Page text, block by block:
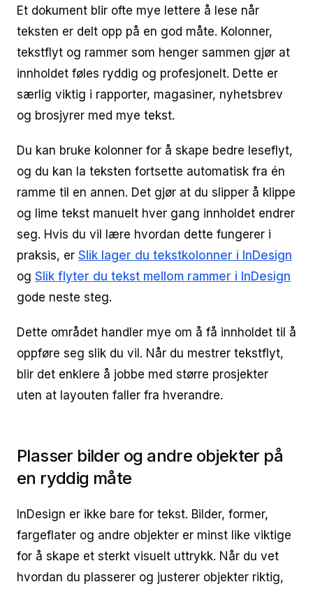
Et dokument blir ofte mye lettere å lese når
teksten er delt opp på en god måte. Kolonner,
tekstflyt og rammer som henger sammen gjør at
innholdet føles ryddig og profesjonelt. Dette er
særlig viktig i rapporter, magasiner, nyhetsbrev
og brosjyrer med mye tekst.
Du kan bruke kolonner for å skape bedre leseflyt,
og du kan la teksten fortsette automatisk fra én
ramme til en annen. Det gjør at du slipper å klippe
og lime tekst manuelt hver gang innholdet endrer
seg. Hvis du vil lære hvordan dette fungerer i
praksis, er Slik lager du tekstkolonner i InDesign
og Slik flyter du tekst mellom rammer i InDesign
gode neste steg.
Dette området handler mye om å få innholdet til å
oppføre seg slik du vil. Når du mestrer tekstflyt,
blir det enklere å jobbe med større prosjekter
uten at layouten faller fra hverandre.
Plasser bilder og andre objekter på
en ryddig måte
InDesign er ikke bare for tekst. Bilder, former,
fargeflater og andre objekter er minst like viktige
for å skape et sterkt visuelt uttrykk. Når du vet
hvordan du plasserer og justerer objekter riktig,